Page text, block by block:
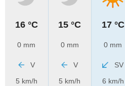
16 °C
0 mm
V
5 km/h
15 °C
0 mm
V
5 km/h
17 °C
0 mm
SV
6 km/h